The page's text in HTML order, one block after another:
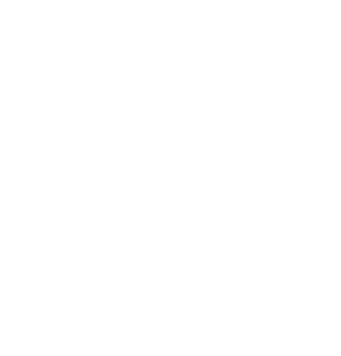
ラデーションを施すことで、平面
向性を示す際に視覚的な強調が必
途で使いやすいデザインです。背
す。